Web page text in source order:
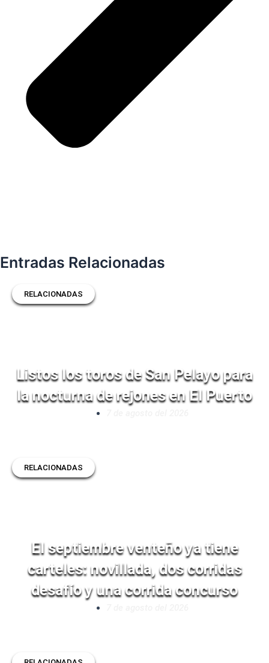
Entradas Relacionadas
RELACIONADAS
Listos los toros de San Pelayo para
la nocturna de rejones en El Puerto
RELACIONADAS
El septiembre venteño ya tiene
carteles: novillada, dos corridas
desafío y una corrida concurso